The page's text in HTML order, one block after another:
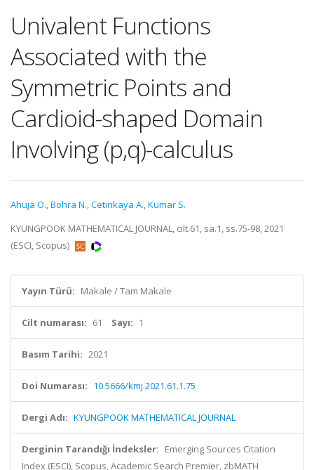
Univalent Functions
Associated with the
Symmetric Points and
Cardioid-shaped Domain
Involving (p,q)-calculus
Ahuja O.,Bohra N.,Cetinkaya A.,Kumar S.
KYUNGPOOK MATHEMATICAL JOURNAL, cilt.61, sa.1, ss.75-98, 2021
(ESCI, Scopus)
Yayın Türü: Makale / Tam Makale
Cilt numarası: 61 Sayı: 1
Basım Tarihi: 2021
Doi Numarası: 10.5666/kmj.2021.61.1.75
Dergi Adı: KYUNGPOOK MATHEMATICAL JOURNAL
Derginin Tarandığı İndeksler: Emerging Sources Citation
Index (ESCI), Scopus, Academic Search Premier, zbMATH